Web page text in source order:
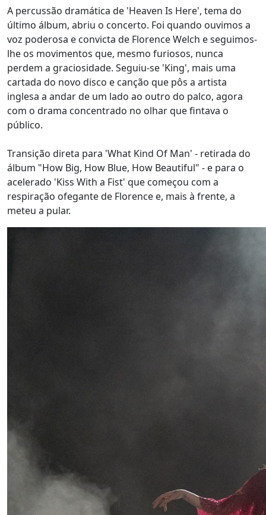
A percussão dramática de 'Heaven Is Here', tema do
último álbum, abriu o concerto. Foi quando ouvimos a
voz poderosa e convicta de Florence Welch e seguimos-
lhe os movimentos que, mesmo furiosos, nunca
perdem a graciosidade. Seguiu-se 'King', mais uma
cartada do novo disco e canção que pôs a artista
inglesa a andar de um lado ao outro do palco, agora
com o drama concentrado no olhar que fintava o
público.
Transição direta para 'What Kind Of Man' - retirada do
álbum "How Big, How Blue, How Beautiful" - e para o
acelerado 'Kiss With a Fist' que começou com a
respiração ofegante de Florence e, mais à frente, a
meteu a pular.